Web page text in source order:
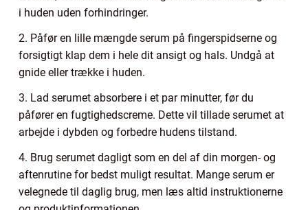
i huden uden forhindringer.
2. Påfør en lille mængde serum på fingerspidserne og
forsigtigt klap dem i hele dit ansigt og hals. Undgå at
gnide eller trække i huden.
3. Lad serumet absorbere i et par minutter, før du
påfører en fugtighedscreme. Dette vil tillade serumet at
arbejde i dybden og forbedre hudens tilstand.
4. Brug serumet dagligt som en del af din morgen- og
aftenrutine for bedst muligt resultat. Mange serum er
velegnede til daglig brug, men læs altid instruktionerne